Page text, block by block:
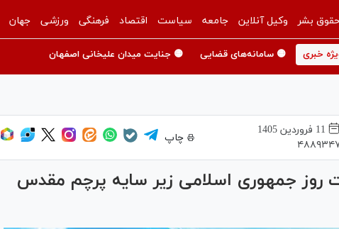
بشر وکیل آنلاین جامعه سیاست اقتصاد فرهنگی ورزشی جهان
خبری 🟡 سامانه‌های قضایی 🟡 جنایت میدان علیخانی اصفهان
11 فروردين 1405
چاپ
روز جمهوری اسلامی زیر سایه پرچم مقدس